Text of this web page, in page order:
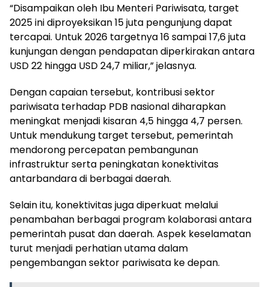
“Disampaikan oleh Ibu Menteri Pariwisata, target
2025 ini diproyeksikan 15 juta pengunjung dapat
tercapai. Untuk 2026 targetnya 16 sampai 17,6 juta
kunjungan dengan pendapatan diperkirakan antara
USD 22 hingga USD 24,7 miliar,” jelasnya.
Dengan capaian tersebut, kontribusi sektor
pariwisata terhadap PDB nasional diharapkan
meningkat menjadi kisaran 4,5 hingga 4,7 persen.
Untuk mendukung target tersebut, pemerintah
mendorong percepatan pembangunan
infrastruktur serta peningkatan konektivitas
antarbandara di berbagai daerah.
Selain itu, konektivitas juga diperkuat melalui
penambahan berbagai program kolaborasi antara
pemerintah pusat dan daerah. Aspek keselamatan
turut menjadi perhatian utama dalam
pengembangan sektor pariwisata ke depan.